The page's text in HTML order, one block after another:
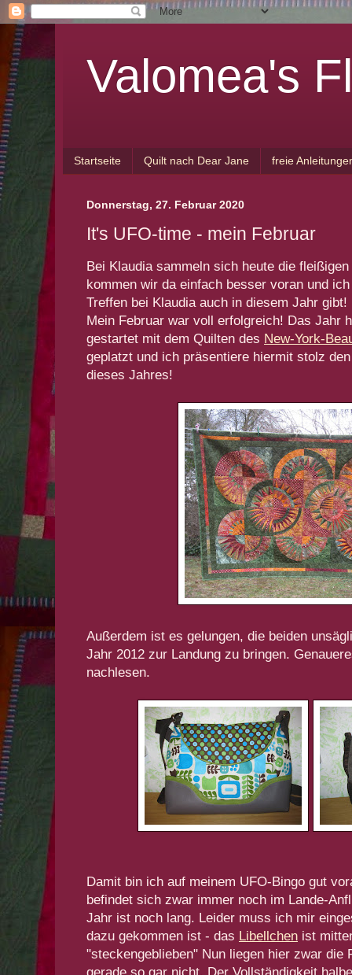
Valomea's
Startseite Quilt nach Dear Jane freie
Donnerstag, 27. Februar 2020
It's UFO-time - mein Februar
Bei Klaudia sammeln sich heute die
kommen wir da einfach besser voran und
Treffen bei Klaudia auch in diesem Jahr gibt!
Mein Februar war voll erfolgreich! Das Jahr
gestartet mit dem Quilten des New-York-
geplatzt und ich präsentiere hiermit stolz
dieses Jahres!
Außerdem ist es gelungen, die beiden
Jahr 2012 zur Landung zu bringen.
nachlesen.
Damit bin ich auf meinem UFO-Bingo gut
befindet sich zwar immer noch im Lande-
Jahr ist noch lang. Leider muss ich mir
dazu gekommen ist - das Libellchen ist
"steckengeblieben" Nun liegen hier zwar die